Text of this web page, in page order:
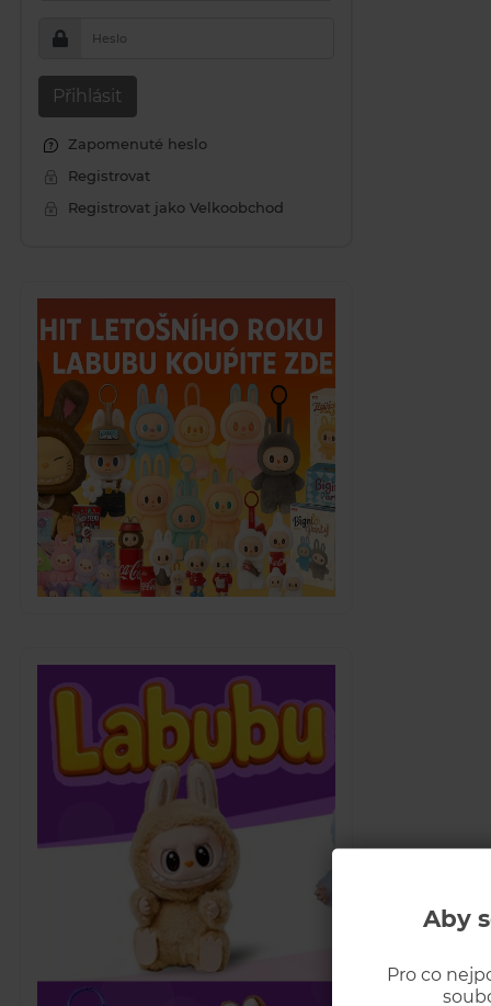
Aby
Pro co
Heslo
Přihlásit
Zapomenuté heslo
Registrovat
Registrovat jako Velkoobchod